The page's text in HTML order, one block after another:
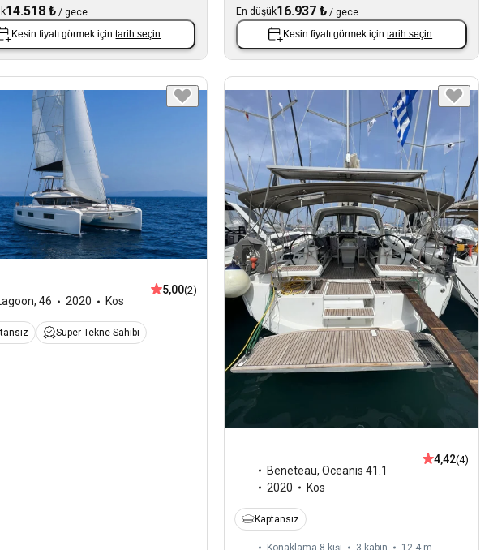
14.518 ₺/ gece
Kesin fiyatı görmek içintarih seçin.
En düşük16.937 ₺ /gece
Kesin fiyatı görmek içintarih seçin.
, 46 2020 Kos
5,00(2)
Süper Tekne Sahibi
Beneteau,Oceanis 41.1
2020
Kos
4,42(4)
Kaptansız
Konaklama 8 kişi 3 kabin
12,4 m